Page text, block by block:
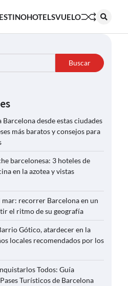
HOTELSVUELO
Buscar
desde estas ciudades
más baratos y consejos para
barcelonesa: 3 hoteles de
en la azotea y vistas
mar: recorrer Barcelona en un
el ritmo de su geografía
Gótico, atardecer en la
locales recomendados por los
Todos: Guía
Turísticos de Barcelona